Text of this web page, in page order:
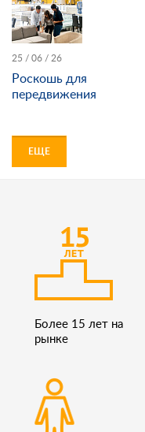
25 / 06 / 26
Роскошь для
передвижения
ЕЩЕ
Более 15 лет на
рынке